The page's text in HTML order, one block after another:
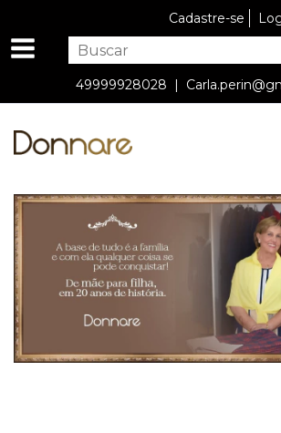
Cadastre-se
49999928028 |